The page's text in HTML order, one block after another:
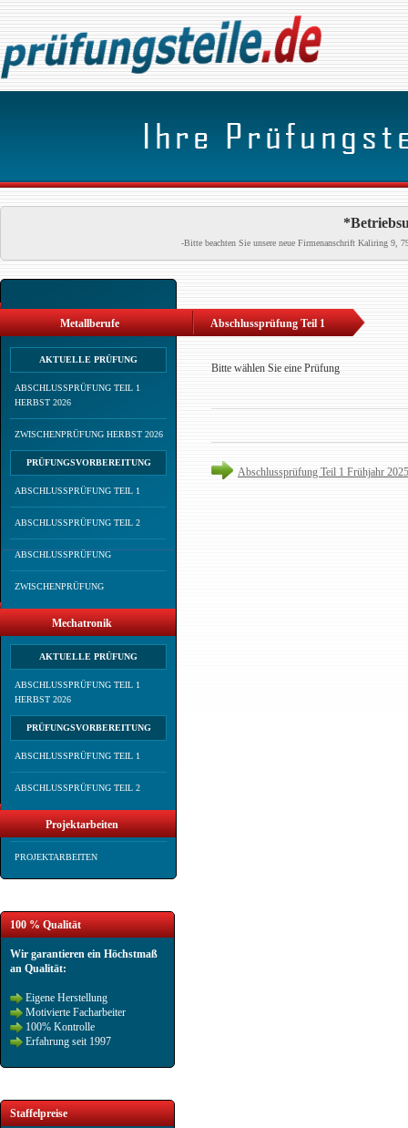
-Bitte beachten Sie unsere neue Firmenanschrift Kaliring 9,
Metallberufe
AKTUELLE PRÜFUNG
ABSCHLUSSPRÜFUNG TEIL 1
HERBST 2026
ZWISCHENPRÜFUNG HERBST 2026
PRÜFUNGSVORBEREITUNG
ABSCHLUSSPRÜFUNG TEIL 1
ABSCHLUSSPRÜFUNG TEIL 2
ABSCHLUSSPRÜFUNG
ZWISCHENPRÜFUNG
Mechatronik
AKTUELLE PRÜFUNG
ABSCHLUSSPRÜFUNG TEIL 1
HERBST 2026
PRÜFUNGSVORBEREITUNG
ABSCHLUSSPRÜFUNG TEIL 1
ABSCHLUSSPRÜFUNG TEIL 2
Projektarbeiten
PROJEKTARBEITEN
100 % Qualität
Wir garantieren ein Höchstmaß
an Qualität:
Eigene Herstellung
Motivierte Facharbeiter
100% Kontrolle
Erfahrung seit 1997
Staffelpreise
Abschlussprüfung Teil 1
Bitte wählen Sie eine Prüfung
Abschlussprüfung Teil 1 Frühjahr 2025